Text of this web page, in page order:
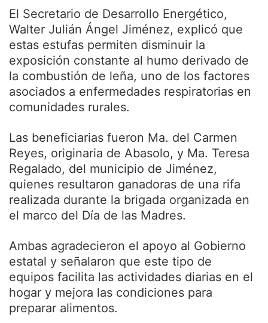
El Secretario de Desarrollo Energético,
Walter Julián Ángel Jiménez, explicó que
estas estufas permiten disminuir la
exposición constante al humo derivado de
la combustión de leña, uno de los factores
asociados a enfermedades respiratorias en
comunidades rurales.
Las beneficiarias fueron Ma. del Carmen
Reyes, originaria de Abasolo, y Ma. Teresa
Regalado, del municipio de Jiménez,
quienes resultaron ganadoras de una rifa
realizada durante la brigada organizada en
el marco del Día de las Madres.
Ambas agradecieron el apoyo al Gobierno
estatal y señalaron que este tipo de
equipos facilita las actividades diarias en el
hogar y mejora las condiciones para
preparar alimentos.